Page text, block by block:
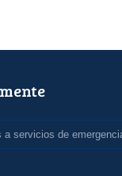
a servicios de